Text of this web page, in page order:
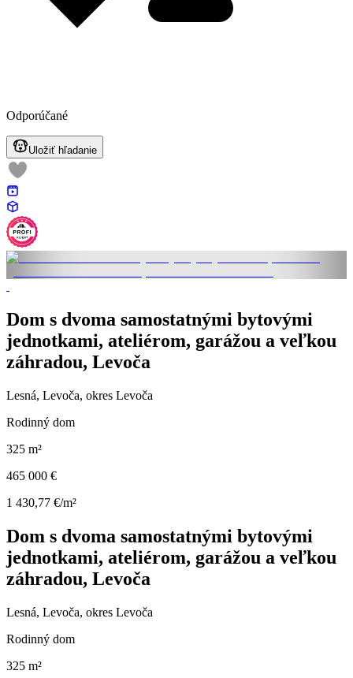
Odporúčané
Uložiť hľadanie
Dom s dvoma samostatnými bytovými
jednotkami, ateliérom, garážou a veľkou
záhradou, Levoča
Lesná, Levoča, okres Levoča
Rodinný dom
325 m²
465 000 €
1 430,77 €/m²
Dom s dvoma samostatnými bytovými
jednotkami, ateliérom, garážou a veľkou
záhradou, Levoča
Lesná, Levoča, okres Levoča
Rodinný dom
325 m²